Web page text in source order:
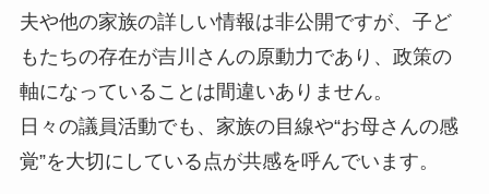
夫や他の家族の詳しい情報は非公開ですが、子ど
もたちの存在が吉川さんの原動力であり、政策の
軸になっていることは間違いありません。
日々の議員活動でも、家族の目線や“お母さんの感
覚”を大切にしている点が共感を呼んでいます。